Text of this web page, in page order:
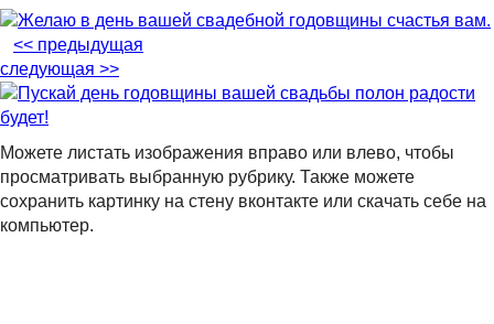
<< предыдущая
следующая >>
Можете листать изображения вправо или влево, чтобы
просматривать выбранную рубрику. Также можете
сохранить картинку на стену вконтакте или скачать себе на
компьютер.